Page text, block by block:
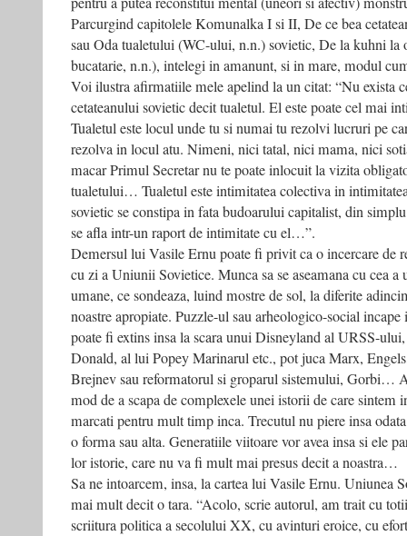
Parcurgind capitolele Komunalka I si II, De ce bea
sau Oda tualetului (WC-ului, n.n.) sovietic, De la kuhni la
bucatarie, n.n.), intelegi in amanunt, si in mare, modul
Voi ilustra afirmatiile mele apelind la un citat: “Nu exista
cetateanului sovietic decit tualetul. El este poate cel mai
Tualetul este locul unde tu si numai tu rezolvi lucruri pe
rezolva in locul atu. Nimeni, nici tatal, nici mama, nici
macar Primul Secretar nu te poate inlocuit la vizita
tualetului… Tualetul este intimitatea colectiva in
sovietic se constipa in fata budoarului capitalist, din
se afla intr-un raport de intimitate cu el…”.
Demersul lui Vasile Ernu poate fi privit ca o incercare de
cu zi a Uniunii Sovietice. Munca sa se aseamana cu cea
umane, ce sondeaza, luind mostre de sol, la diferite
noastre apropiate. Puzzle-ul sau arheologico-social
poate fi extins insa la scara unui Disneyland al URSS-
Donald, al lui Popey Marinarul etc., pot juca Marx,
Brejnev sau reformatorul si groparul sistemului, Gorbi…
mod de a scapa de complexele unei istorii de care sintem
marcati pentru mult timp inca. Trecutul nu piere insa
o forma sau alta. Generatiile viitoare vor avea insa si ele
lor istorie, care nu va fi mult mai presus decit a noastra…
Sa ne intoarcem, insa, la cartea lui Vasile Ernu. Uniunea
mai mult decit o tara. “Acolo, scrie autorul, am trait cu
scriitura politica a secolului XX, cu avinturi eroice, cu